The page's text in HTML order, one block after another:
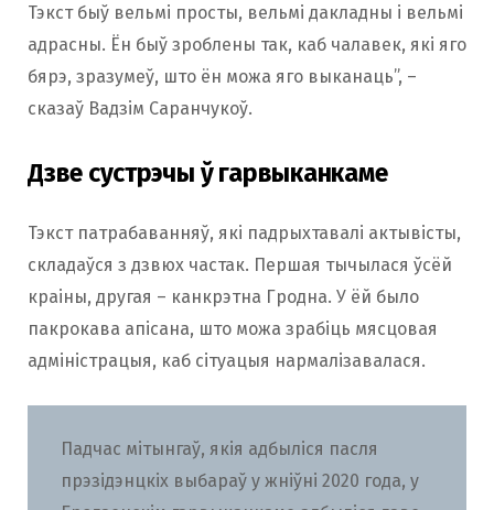
Тэкст быў вельмі просты, вельмі дакладны і вельмі
адрасны. Ён быў зроблены так, каб чалавек, які яго
бярэ, зразумеў, што ён можа яго выканаць”, –
сказаў Вадзім Саранчукоў.
Дзве сустрэчы ў гарвыканкаме
Тэкст патрабаванняў, які падрыхтавалі актывісты,
складаўся з дзвюх частак. Першая тычылася ўсёй
краіны, другая – канкрэтна Гродна. У ёй было
пакрокава апісана, што можа зрабіць мясцовая
адміністрацыя, каб сітуацыя нармалізавалася.
Падчас мітынгаў, якія адбыліся пасля
прэзідэнцкіх выбараў у жніўні 2020 года, у